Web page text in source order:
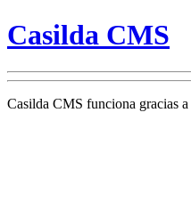
Casilda CMS
Casilda CMS funciona gracias a